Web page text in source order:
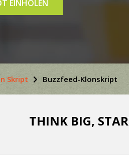
EINHOLEN
Skript Buzzfeed-Klonskript
THINK BIG,